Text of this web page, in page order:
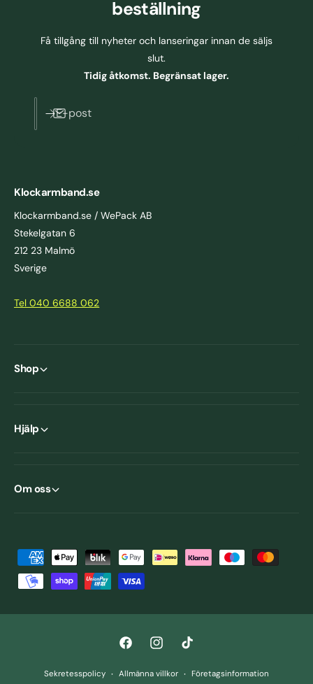
beställning
Få tillgång till nyheter och lanseringar innan de säljs
slut.
Tidig åtkomst. Begränsat lager.
E-post
Klockarmband.se
Klockarmband.se / WePack AB
Stekelgatan 6
212 23 Malmö
Sverige
Tel 040 6688 062
Shop
Hjälp
Om oss
e
a
Sekretesspolicy Allmänna villkor Företagsinformation
F
a
I
n
T